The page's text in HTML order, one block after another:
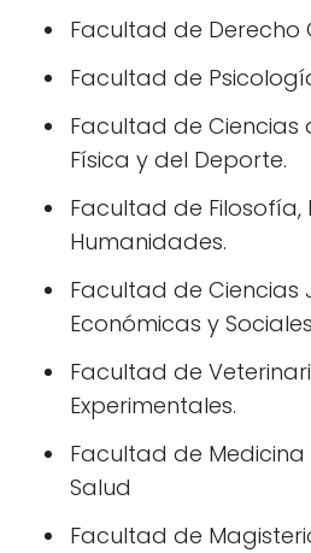
Facultad de Derecho
Facultad de
Facultad de Ciencias
Física y del Deporte.
Facultad de Filosofía,
Humanidades.
Facultad de Ciencias
Económicas y
Facultad de
Experimentales.
Facultad de Medicina
Salud
Facultad de